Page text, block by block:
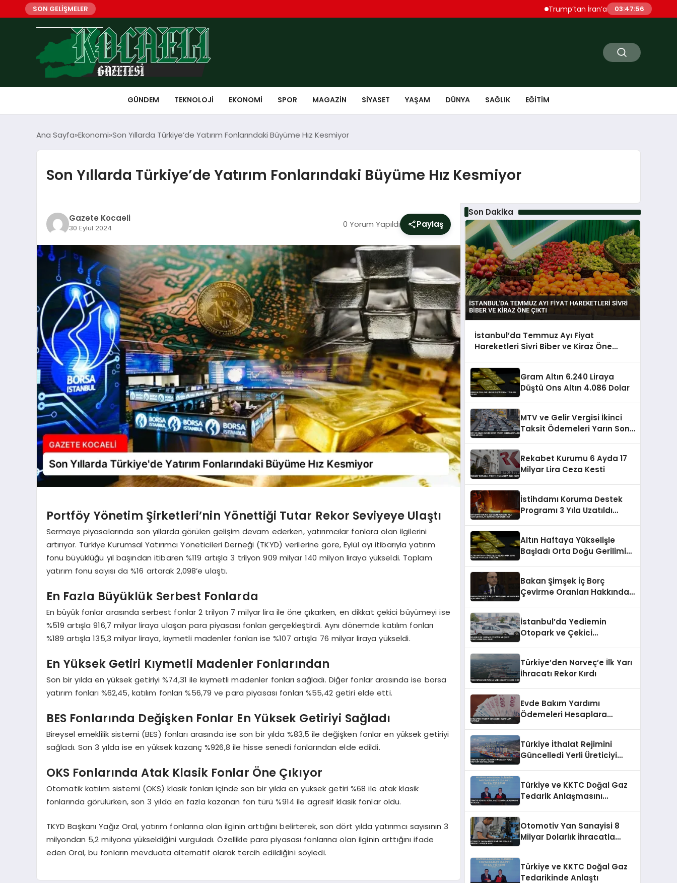
SON GELİŞMELER Trump’tan İran’a Sert Uyarı “Çok Ağır
03:47:57
GÜNDEM TEKNOLOJI EKONOMI SPOR MAGAZIN SIYASET YAŞAM DÜNYA SAĞLIK EĞITIM
Ana Sayfa Ekonomi Son Yıllarda Türkiye’de Yatırım Fonlarındaki Büyüme Hız Kesmiyor
Son Yıllarda Türkiye’de Yatırım Fonlarındaki Büyüme Hız Kesmiyor
Gazete Kocaeli
30 Eylül 2024 0 Yorum Yapıldı Paylaş
Portföy Yönetim Şirketleri’nin Yönettiği Tutar Rekor Seviyeye Ulaştı
Sermaye piyasalarında son yıllarda görülen gelişim devam ederken, yatırımcılar fonlara olan ilgilerini
artırıyor. Türkiye Kurumsal Yatırımcı Yöneticileri Derneği (TKYD) verilerine göre, Eylül ayı itibarıyla yatırım
fonu büyüklüğü yıl başından itibaren %119 artışla 3 trilyon 909 milyar 140 milyon liraya yükseldi. Toplam
yatırım fonu sayısı da %16 artarak 2,098’e ulaştı.
En Fazla Büyüklük Serbest Fonlarda
En büyük fonlar arasında serbest fonlar 2 trilyon 7 milyar lira ile öne çıkarken, en dikkat çekici büyümeyi ise
%519 artışla 916,7 milyar liraya ulaşan para piyasası fonları gerçekleştirdi. Aynı dönemde katılım fonları
%189 artışla 135,3 milyar liraya, kıymetli madenler fonları ise %107 artışla 76 milyar liraya yükseldi.
En Yüksek Getiri Kıymetli Madenler Fonlarından
Son bir yılda en yüksek getiriyi %74,31 ile kıymetli madenler fonları sağladı. Diğer fonlar arasında ise borsa
yatırım fonları %62,45, katılım fonları %56,79 ve para piyasası fonları %55,42 getiri elde etti.
BES Fonlarında Değişken Fonlar En Yüksek Getiriyi Sağladı
Bireysel emeklilik sistemi (BES) fonları arasında ise son bir yılda %83,5 ile değişken fonlar en yüksek getiriyi
sağladı. Son 3 yılda ise en yüksek kazanç %926,8 ile hisse senedi fonlarından elde edildi.
OKS Fonlarında Atak Klasik Fonlar Öne Çıkıyor
Otomatik katılım sistemi (OKS) klasik fonları içinde son bir yılda en yüksek getiri %68 ile atak klasik
fonlarında görülürken, son 3 yılda en fazla kazanan fon türü %914 ile agresif klasik fonlar oldu.
TKYD Başkanı Yağız Oral, yatırım fonlarına olan ilginin arttığını belirterek, son dört yılda yatırımcı sayısının 3
milyondan 5,2 milyona yükseldiğini vurguladı. Özellikle para piyasası fonlarına olan ilginin arttığını ifade
eden Oral, bu fonların mevduata alternatif olarak tercih edildiğini söyledi.
Son Dakika
İstanbul’da Temmuz Ayı Fiyat
Hareketleri Sivri Biber ve Kiraz Öne
Gram Altın 6.240 Liraya
Düştü Ons Altın 4.086 Dolar
MTV ve Gelir Vergisi İkinci
Taksit Ödemeleri Yarın Sona
Rekabet Kurumu 6 Ayda 17
Milyar Lira Ceza Kesti
İstihdamı Koruma Destek
Programı 3 Yıla Uzatıldı
Altın Haftaya Yükselişle
Başladı Orta Doğu Gerilimi
Bakan Şimşek İç Borç
Çevirme Oranları Hakkında
İstanbul’da Yediemin
Otopark ve Çekici
Türkiye’den Norveç’e İlk Yarı
İhracatı Rekor Kırdı
Evde Bakım Yardımı
Ödemeleri Hesaplara
Türkiye İthalat Rejimini
Güncelledi Yerli Üreticiyi
Türkiye ve KKTC Doğal Gaz
Tedarik Anlaşmasını
Otomotiv Yan Sanayisi 8
Milyar Dolarlık İhracatla
Türkiye ve KKTC Doğal Gaz
Tedarikinde Anlaştı